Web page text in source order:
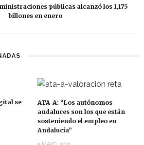
públicas alcanzó los 1,175
billones en enero
se
ATA-A: “Los autónomos
andaluces son los que están
sosteniendo el empleo en
Andalucía”